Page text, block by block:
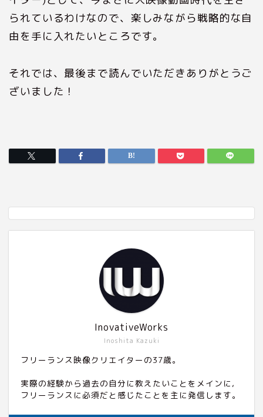
られているわけなので、楽しみながら戦略的な自
由を手に入れたいところです。
それでは、最後まで読んでいただきありがとうご
ざいました！
Inoshita Kazuki
InovativeWorks
フリーランス映像クリエイターの37歳。
実際の経験から過去の自分に教えたいことをメインに,
フリーランスに必須だと感じたことを主に発信します。